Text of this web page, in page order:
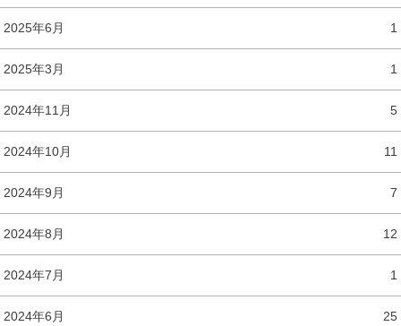
2025年6月 1
2025年3月 1
2024年11月 5
2024年10月 11
2024年9月 7
2024年8月 12
2024年7月 1
2024年6月 25